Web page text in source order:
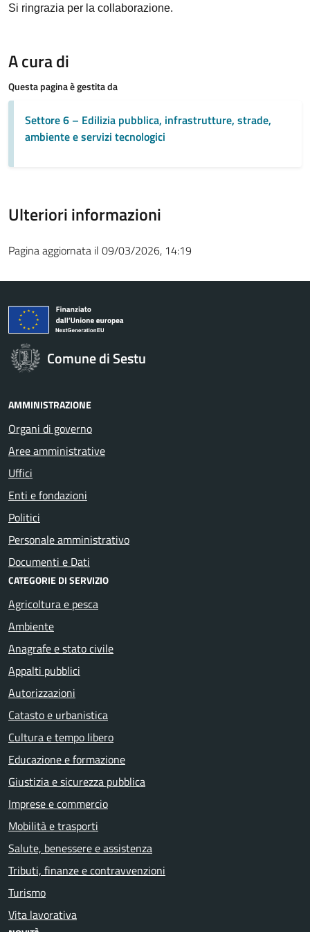
Si ringrazia per la collaborazione.
A cura di
Questa pagina è gestita da
Settore 6 – Edilizia pubblica, infrastrutture, strade,
ambiente e servizi tecnologici
Ulteriori informazioni
Pagina aggiornata il 09/03/2026, 14:19
Comune di Sestu
AMMINISTRAZIONE
Organi di governo
Aree amministrative
Uffici
Enti e fondazioni
Politici
Personale amministrativo
Documenti e Dati
CATEGORIE DI SERVIZIO
Agricoltura e pesca
Ambiente
Anagrafe e stato civile
Appalti pubblici
Autorizzazioni
Catasto e urbanistica
Cultura e tempo libero
Educazione e formazione
Giustizia e sicurezza pubblica
Imprese e commercio
Mobilità e trasporti
Salute, benessere e assistenza
Tributi, finanze e contravvenzioni
Turismo
Vita lavorativa